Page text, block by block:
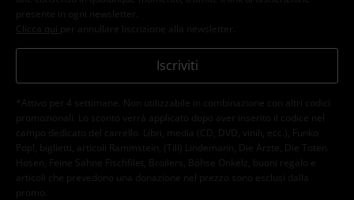
presente in ogni newsletter.
Clicca qui per annullare liscrizione alla newsletter.
Iscriviti
*Attivo per 4 settimane. Non utilizzabile in combinazione con altri codici
promozionali. Lo sconto verrà applicato dopo aver inserito il codice nel
campo dedicato del carrello. Libri, media (CD, DVD, vinili, ecc.), Funko
Pop!, biglietti, articoli Rammstein, (Till) Lindemann, Die Ärzte, Die Toten
Hosen, Feine Sahne Fischfilet, Broilers, Böhse Onkelz, buoni regalo e
articoli che prevedono una donazione nel prezzo sono esclusi dalla
promo.